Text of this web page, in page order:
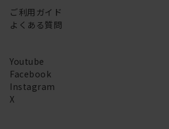
ご利用ガイド
よくある質問
Youtube
Facebook
Instagram
X